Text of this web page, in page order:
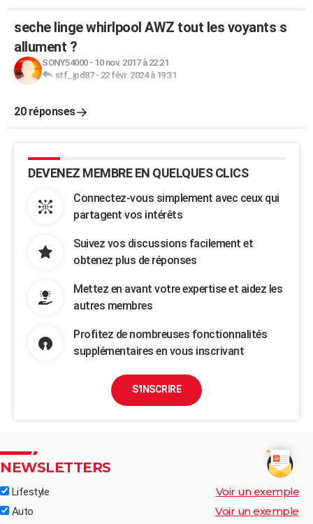
seche linge whirlpool AWZ tout les voyants s
allument ?
SONY54000- 10 nov. 2017 à 22:21
stf_jpd87- 22 févr. 2024 à 19:31
20 réponses
DEVENEZ MEMBRE EN QUELQUES CLICS
Connectez-vous simplement avec ceux qui
partagent vos intérêts
Suivez vos discussions facilement et
obtenez plus de réponses
Mettez en avant votre expertise et aidez les
autres membres
Profitez de nombreuses fonctionnalités
supplémentaires en vous inscrivant
S'INSCRIRE
NEWSLETTERS
Lifestyle Voir un exemple
Auto Voir un exemple